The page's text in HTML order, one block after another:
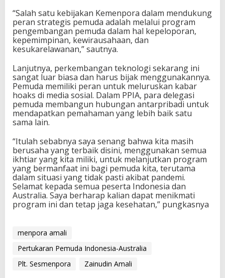
D
a
e
r
a
h
“Salah satu kebijakan Kemenpora dalam mendukung
peran strategis pemuda adalah melalui program
pengembangan pemuda dalam hal kepeloporan,
kepemimpinan, kewirausahaan, dan
kesukarelawanan,” sautnya.
Lanjutnya, perkembangan teknologi sekarang ini
sangat luar biasa dan harus bijak menggunakannya.
Pemuda memiliki peran untuk meluruskan kabar
hoaks di media sosial. Dalam PPIA, para delegasi
pemuda membangun hubungan antarpribadi untuk
mendapatkan pemahaman yang lebih baik satu
sama lain.
“Itulah sebabnya saya senang bahwa kita masih
berusaha yang terbaik disini, menggunakan semua
ikhtiar yang kita miliki, untuk melanjutkan program
yang bermanfaat ini bagi pemuda kita, terutama
dalam situasi yang tidak pasti akibat pandemi.
Selamat kepada semua peserta Indonesia dan
Australia. Saya berharap kalian dapat menikmati
program ini dan tetap jaga kesehatan,” pungkasnya
menpora amali
Pertukaran Pemuda Indonesia-Australia
Plt. Sesmenpora
Zainudin Amali